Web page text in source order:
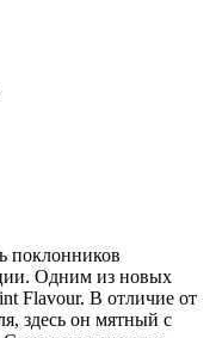
поклонников
Одним из новых
Flavour. В отличие от
здесь он мятный с